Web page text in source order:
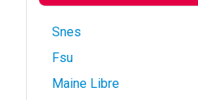
Snes
Fsu
Maine Libre